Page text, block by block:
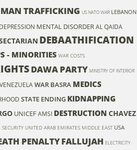
TRAFFICKING US NATO WAR LEBANON
DEPRESSION MENTAL DISORDER AL QAIDA
DEBAATHIFICATION
- MINORITIES WAR COSTS
DAWA PARTY MINISTRY OF INTERIOR
VENEZUELA WAR BASRA MEDICS
STATE ENDING KIDNAPPING
UNICEFAMSI DESTRUCTION CHAVEZ
UNITED ARAB EMIRATES MIDDLE EAST USA
PENALTYFALLUJAH ELECTRICITY